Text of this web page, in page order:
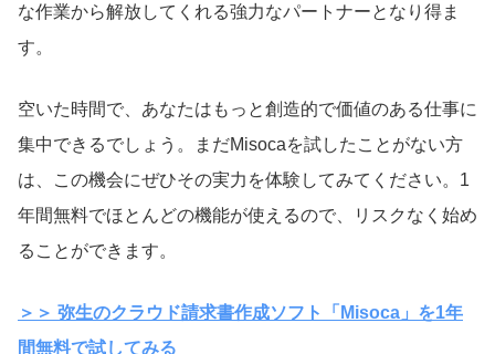
な作業から解放してくれる強力なパートナーとなり得ま
す。
空いた時間で、あなたはもっと創造的で価値のある仕事に
集中できるでしょう。まだMisocaを試したことがない方
は、この機会にぜひその実力を体験してみてください。1
年間無料でほとんどの機能が使えるので、リスクなく始め
ることができます。
＞＞ 弥生のクラウド請求書作成ソフト「Misoca」を1年
間無料で試してみる